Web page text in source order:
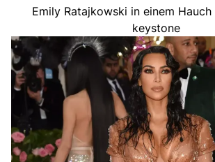
Emily Ratajkowski in einem
keystone